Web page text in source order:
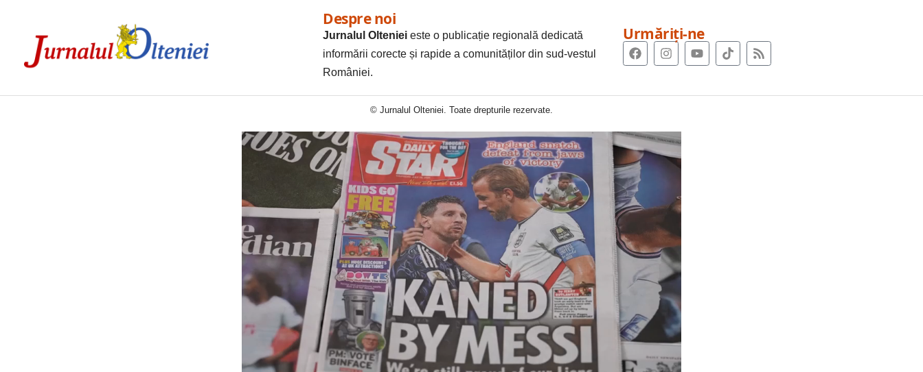
Despre noi
Jurnalul Olteniei este o publicație regională dedicată
informării corecte și rapide a comunităților din sud-vestul
României.
Urmăriți-ne
© Jurnalul Olteniei. Toate drepturile rezervate.